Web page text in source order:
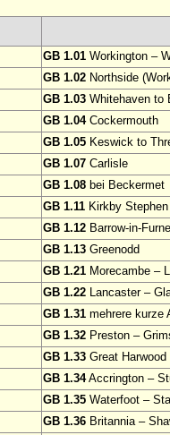
GB 1.01 Workington –
GB 1.02 Northside
GB 1.03 Whitehaven to
GB 1.04Cockermouth
GB 1.05 Keswick to
GB 1.07 Carlisle
GB 1.08 bei Beckermet
GB 1.11 Kirkby Stephen
GB 1.12 Barrow-in-
GB 1.13 Greenodd
GB 1.21 Morecambe –
GB 1.22 Lancaster –
GB 1.31 mehrere kurze
GB 1.32 Preston –
GB 1.33 Great
GB 1.34Accrington –
GB 1.35 Waterfoot –
GB 1.36 Britannia –